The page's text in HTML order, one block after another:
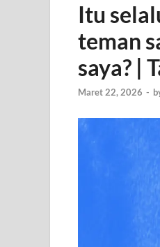
Itu
teman
saya? |
Maret 22, 2026 -